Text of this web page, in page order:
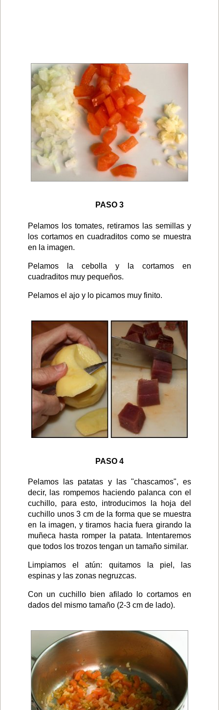
PASO 3
Pelamos los tomates, retiramos las semillas y
los cortamos en cuadraditos como se muestra
en la imagen.
Pelamos la cebolla y la cortamos en
cuadraditos muy pequeños.
Pelamos el ajo y lo picamos muy finito.
PASO 4
Pelamos las patatas y las "chascamos", es
decir, las rompemos haciendo palanca con el
cuchillo, para esto, introducimos la hoja del
cuchillo unos 3 cm de la forma que se muestra
en la imagen, y tiramos hacia fuera girando la
muñeca hasta romper la patata. Intentaremos
que todos los trozos tengan un tamaño similar.
Limpiamos el atún: quitamos la piel, las
espinas y las zonas negruzcas.
Con un cuchillo bien afilado lo cortamos en
dados del mismo tamaño (2-3 cm de lado).